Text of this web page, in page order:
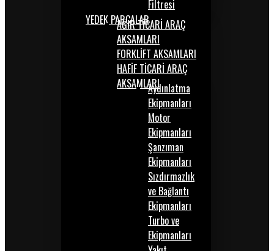
Filtresi
YEDEK PARÇALARAĞIR TİCARİ ARAÇ
AKSAMLARI
FORKLİFT AKSAMLARI
HAFİF TİCARİ ARAÇ
AKSAMLARIAydınlatma
Ekipmanları
Motor
Ekipmanları
Şanzıman
Ekipmanları
Sızdırmazlık
ve Bağlantı
Ekipmanları
Turbo ve
Ekipmanları